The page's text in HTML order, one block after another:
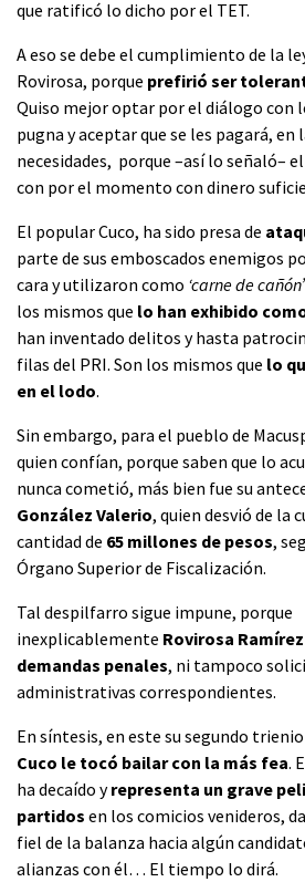
que ratificó lo dicho por el TET.
A eso se debe el cumplimiento de la
Rovirosa, porque prefirió ser
Quiso mejor optar por el diálogo con
pugna y aceptar que se les pagará, en
necesidades, porque –así lo señaló–
con por el momento con dinero
El popular Cuco, ha sido presa de
parte de sus emboscados enemigos
cara y utilizaron como ‘carne de cañón’
los mismos que lo han exhibido
han inventado delitos y hasta
filas del PRI. Son los mismos que lo
en el lodo.
Sin embargo, para el pueblo de
quien confían, porque saben que lo
nunca cometió, más bien fue su
González Valerio, quien desvió de la
cantidad de 65 millones de pesos,
Órgano Superior de Fiscalización.
Tal despilfarro sigue impune, porque
inexplicablemente Rovirosa
demandas penales, ni tampoco
administrativas correspondientes.
En síntesis, en este su segundo
Cuco le tocó bailar con la más fea.
ha decaído yrepresenta un grave
partidos en los comicios venideros,
fiel de la balanza hacia algún
alianzas con él… El tiempo lo dirá.